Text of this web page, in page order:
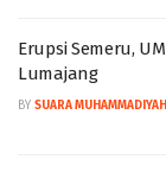
Erupsi Semeru,
Lumajang
BY SUARA MUHAMMADIYAH